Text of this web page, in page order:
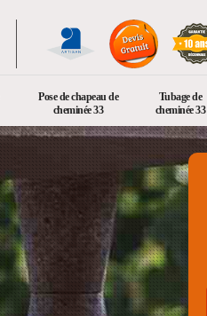
Pose de chapeau de
cheminée 33
Tubage de
cheminée 33